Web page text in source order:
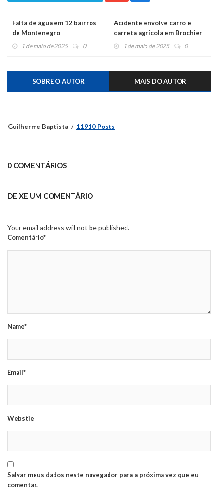
Falta de água em 12 bairros
de Montenegro
1 de maio de 2025 0
Acidente envolve carro e
carreta agrícola em Brochier
1 de maio de 2025 0
SOBRE O AUTOR MAIS DO AUTOR
Guilherme Baptista 11910 Posts
0 COMENTÁRIOS
DEIXE UM COMENTÁRIO
Your email address will not be published.
Comentário*
Name*
Email*
Webstie
Salvar meus dados neste navegador para a próxima vez que eu
comentar.